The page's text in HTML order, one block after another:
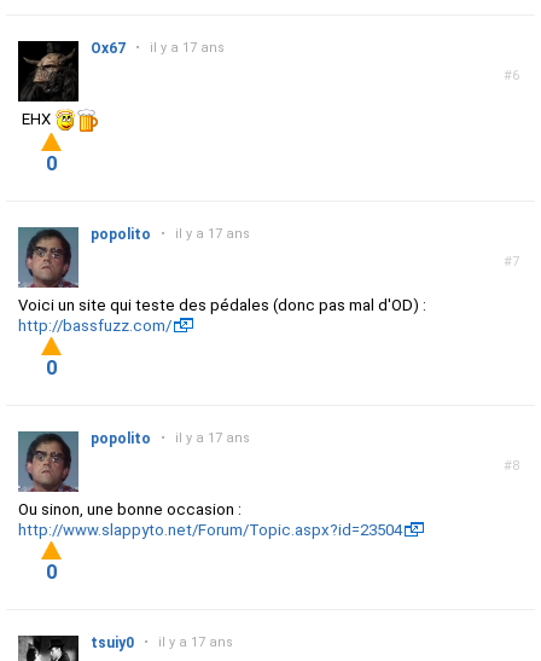
#6
Ox67 • il y a 17 ans
EHX
0
#7
popolito • il y a 17 ans
Voici un site qui teste des pédales (donc pas mal d'OD) :
http://bassfuzz.com/
0
#8
popolito • il y a 17 ans
Ou sinon, une bonne occasion :
http://www.slappyto.net/Forum/Topic.aspx?id=23504
0
tsuiy0 • il y a 17 ans